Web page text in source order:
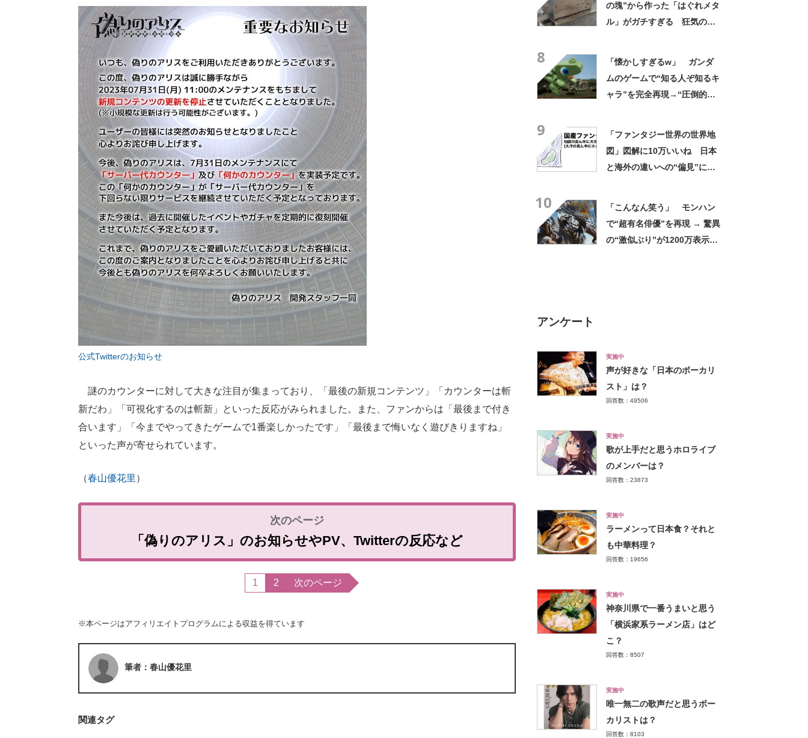
公式Twitterのお知らせ
謎のカウンターに対して大きな注目が集まっており、「最後の新規コンテンツ」「カウンターは斬
新だわ」「可視化するのは斬新」といった反応がみられました。また、ファンからは「最後まで付き
合います」「今までやってきたゲームで1番楽しかったです」「最後まで悔いなく遊びきりますね」
といった声が寄せられています。
（春山優花里 ）
「偽りのアリス」のお知らせやPV、Twitterの反応など
1 2 次のページ
※本ページはアフィリエイトプログラムによる収益を得ています
筆者：春山優花里
関連タグ
の塊”から作った「はぐれメタ
ル」がガチすぎる 狂気の手
8
「懐かしすぎるw」 ガンダ
ムのゲームで“知る人ぞ知るキ
ャラ”を完全再現→“圧倒的完
9
「ファンタジー世界の世界地
図」図解に10万いいね 日本
と海外の違いへの“偏見”に
10
「こんなん笑う」 モンハン
で“超有名俳優”を再現 → 驚異
の“激似ぶり”が1200万表示
アンケート
実施中
声が好きな「日本のボーカリ
スト」は？
回答数：49506
実施中
歌が上手だと思うホロライブ
のメンバーは？
回答数：23873
実施中
ラーメンって日本食？それと
も中華料理？
回答数：19656
実施中
神奈川県で一番うまいと思う
「横浜家系ラーメン店」はど
こ？
回答数：8507
実施中
唯一無二の歌声だと思うボー
カリストは？
回答数：8103